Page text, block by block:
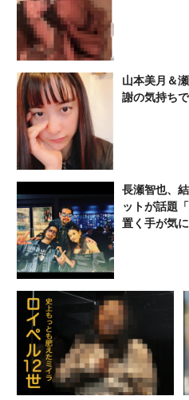
山本美月＆
謝の気持ち
長瀬智也、
ットが話題
置く手が気に